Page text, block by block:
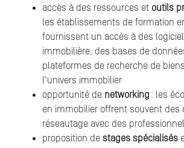
accès à des ressources et outils
les établissements de formation
fournissent un accès à des
immobilière, des bases de
plateformes de recherche de
l'univers immobilier
opportunité de networking : les
en immobilier offrent souvent des
réseautage avec des
proposition de stages spécialisés